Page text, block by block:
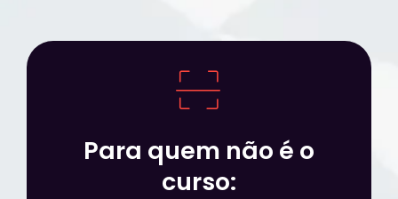
Para quem não é o
curso: